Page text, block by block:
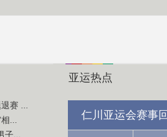
赛 ...
...
...
亚运热点
仁川亚运会赛事